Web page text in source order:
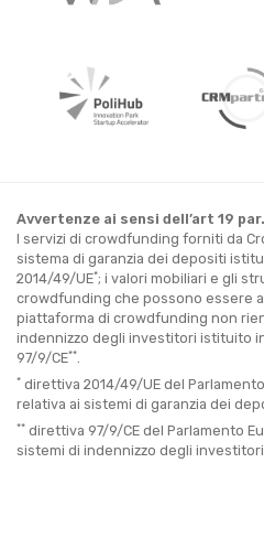
Avvertenze ai sensi dell’art 19
I servizi di crowdfunding forniti da
sistema di garanzia dei depositi
2014/49/UE*; i valori mobiliari e gli
crowdfunding che possono essere
piattaforma di crowdfunding non
indennizzo degli investitori istituito
97/9/CE**.
* direttiva 2014/49/UE del
relativa ai sistemi di garanzia dei
** direttiva 97/9/CE del Parlamento
sistemi di indennizzo degli